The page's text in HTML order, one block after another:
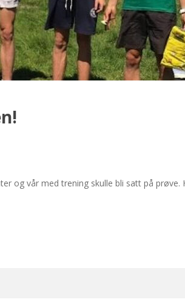
og vår med trening skulle bli satt på